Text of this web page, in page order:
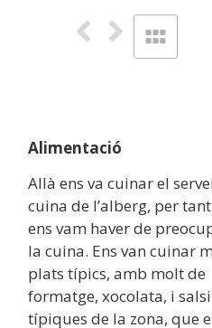
Alimentació
Allà ens va cuinar el
cuina de l’alberg, per
ens vam haver de
la cuina. Ens van cuinar
plats típics, amb molt de
formatge, xocolata, i
típiques de la zona, que